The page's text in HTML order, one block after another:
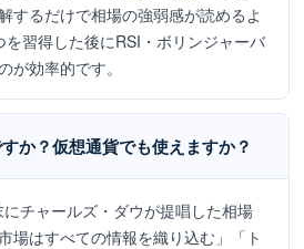
するだけで相場の強弱感が読めるよ
を習得した後にRSI・ボリンジャーバ
が効率的です。
か？仮想通貨でも使えますか？
チャールズ・ダウが提唱した相場
場はすべての情報を織り込む」「ト